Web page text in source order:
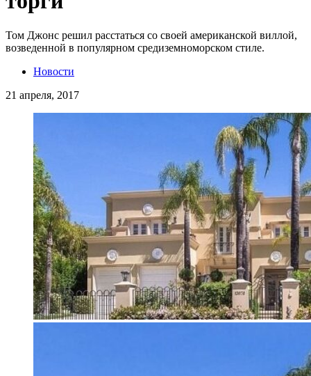
Том Джонс решил расстаться со своей американской виллой,
возведенной в популярном средиземноморском стиле.
Новости
21 апреля, 2017